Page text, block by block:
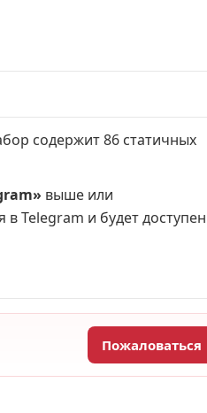
содержит 86 статичных
выше или
в Telegram и будет доступен
Пожаловаться